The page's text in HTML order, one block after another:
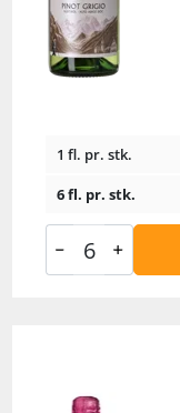
1 fl. pr. stk.
6 fl. pr. stk.